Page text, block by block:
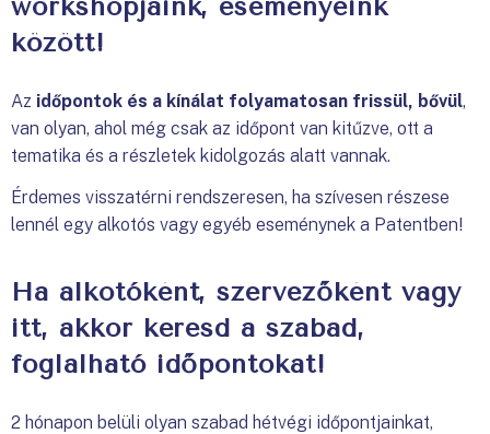
workshopjaink, eseményeink
között!
Az időpontok és a kínálat folyamatosan frissül, bővül,
van olyan, ahol még csak az időpont van kitűzve, ott a
tematika és a részletek kidolgozás alatt vannak.
Érdemes visszatérni rendszeresen, ha szívesen részese
lennél egy alkotós vagy egyéb eseménynek a Patentben!
Ha alkotóként, szervezőként vagy
itt, akkor keresd a szabad,
foglalható időpontokat!
2 hónapon belüli olyan szabad hétvégi időpontjainkat,